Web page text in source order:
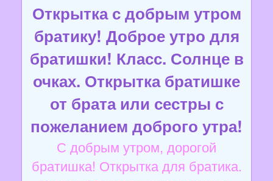
Открытка с добрым утром
братику! Доброе утро для
братишки! Класс. Солнце в
очках. Открытка братишке
от брата или сестры с
пожеланием доброго утра!
С добрым утром, дорогой
братишка! Открытка для братика.